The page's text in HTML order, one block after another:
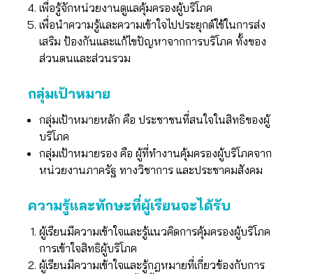
เพื่อรู้จักหน่วยงานดูแลคุ้มครองผู้บริโภค
เพื่อนำความรู้และความเข้าใจไปประยุกต์ใช้ในการส่ง
เสริม ป้องกันและแก้ไขปัญหาจากการบริโภค ทั้งของ
ส่วนตนและส่วนรวม
กลุ่มเป้าหมาย
กลุ่มเป้าหมายหลัก คือ ประชาชนที่สนใจในสิทธิของผู้
บริโภค
กลุ่มเป้าหมายรอง คือ ผู้ที่ทำงานคุ้มครองผู้บริโภคจาก
หน่วยงานภาครัฐ ทางวิชาการ และประชาคมสังคม
ความรู้และทักษะที่ผู้เรียนจะได้รับ
ผู้เรียนมีความเข้าใจและรู้แนวคิดการคุ้มครองผู้บริโภค
การเข้าใจสิทธิผู้บริโภค
ผู้เรียนมีความเข้าใจและรู้กฎหมายที่เกี่ยวข้องกับการ